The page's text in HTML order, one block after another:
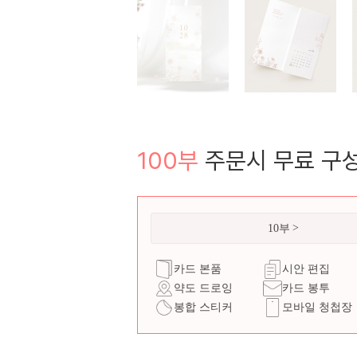
100부 주문시 무료 구
10부
카드 본품
시안 편집
약도 드로잉
카드 봉투
봉합 스티커
모바일 청첩장